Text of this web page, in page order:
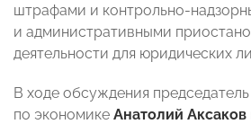
штрафами и контрольно-
и административными
деятельности для юридических
В ходе обсуждения
по экономике Анатолий Аксаков